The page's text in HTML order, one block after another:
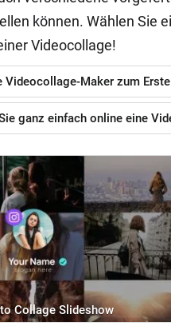
können. Wählen Sie
Videocollage!
Videocollage-Maker zum
ganz einfach online eine
Collage Slideshow